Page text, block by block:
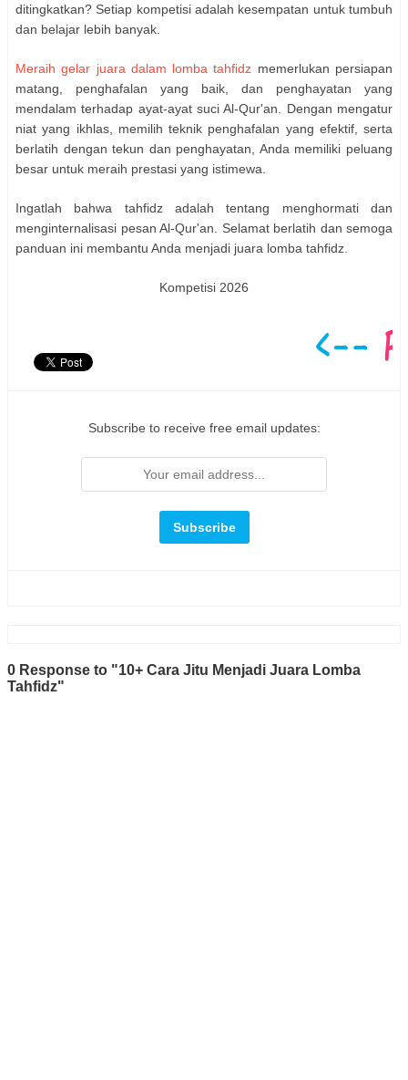
ditingkatkan? Setiap kompetisi adalah kesempatan untuk tumbuh
dan belajar lebih banyak.
Meraih gelar juara dalam lomba tahfidz memerlukan persiapan
matang, penghafalan yang baik, dan penghayatan yang
mendalam terhadap ayat-ayat suci Al-Qur'an. Dengan mengatur
niat yang ikhlas, memilih teknik penghafalan yang efektif, serta
berlatih dengan tekun dan penghayatan, Anda memiliki peluang
besar untuk meraih prestasi yang istimewa.
Ingatlah bahwa tahfidz adalah tentang menghormati dan
menginternalisasi pesan Al-Qur'an. Selamat berlatih dan semoga
panduan ini membantu Anda menjadi juara lomba tahfidz.
Kompetisi 2026
Subscribe to receive free email updates:
0 Response to "10+ Cara Jitu Menjadi Juara Lomba
Tahfidz"